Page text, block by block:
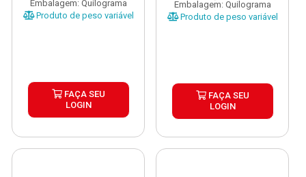
Embalagem: Quilograma
Produto de peso variável
FAÇA SEU
LOGIN
Embalagem: Quilograma
Produto de peso variável
FAÇA SEU
LOGIN